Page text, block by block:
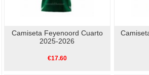
Camiseta Feyenoord Cuarto
2025-2026
€17.60